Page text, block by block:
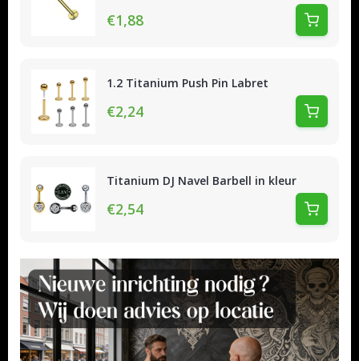
€1,88
1.2 Titanium Push Pin Labret
€2,24
Titanium DJ Navel Barbell in kleur
€2,54